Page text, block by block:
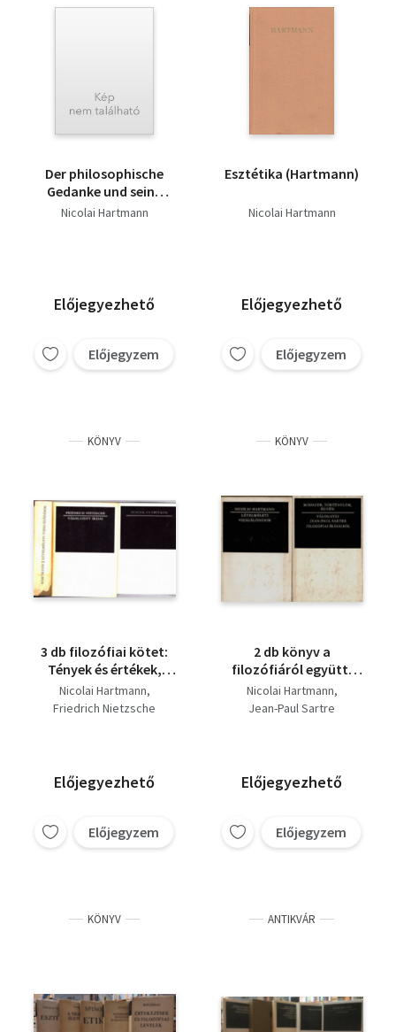
Társadalomtudomány
Der philosophische
Gedanke und seine
Geschichte
Nicolai Hartmann
Előjegyezhető
Előjegyzem
Esztétika (Hartmann)
Nicolai Hartmann
Előjegyezhető
Előjegyzem
KÖNYV
3 db filozófiai kötet:
Tények és értékek,
Hartmann Lételméleti
vizsgálódások,
Nicolai Hartmann
Friedrich Nietzsche
Előjegyezhető
Előjegyzem
KÖNYV
2 db könyv a
filozófiáról együtt:
Lételméleti
vizsgálódások,
filozófiai írásaiból.)
Nicolai Hartmann
Jean-Paul Sartre
Előjegyezhető
Előjegyzem
KÖNYV ANTIKVÁR